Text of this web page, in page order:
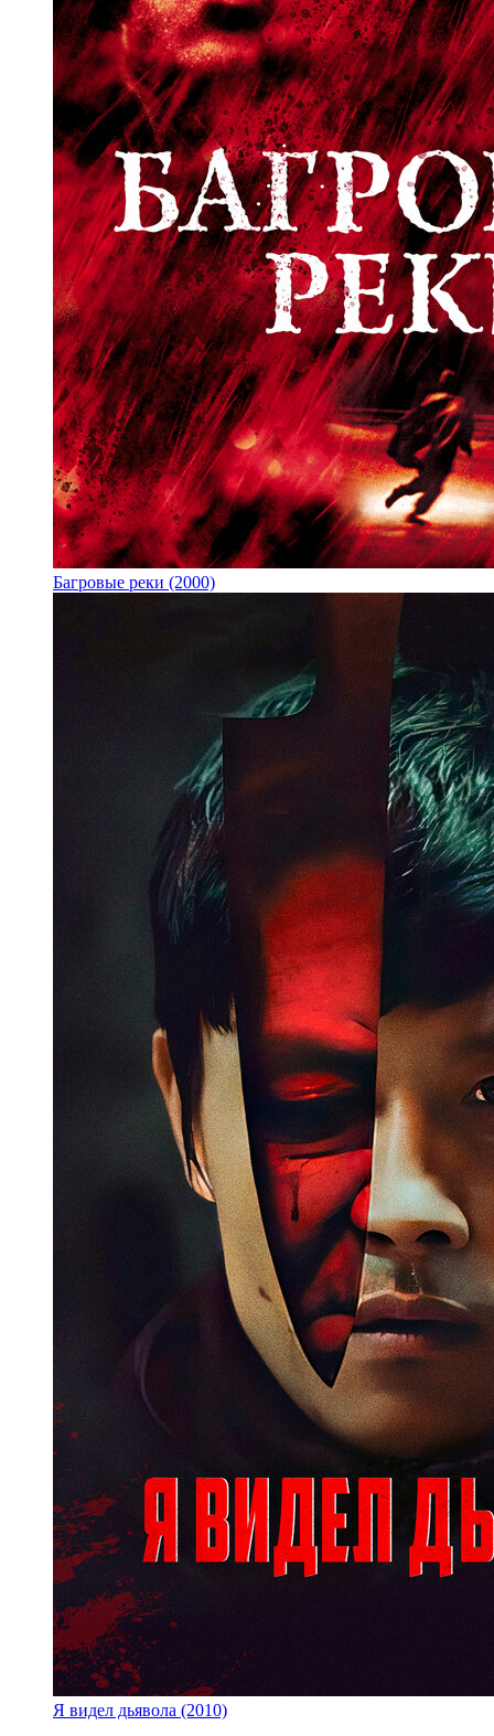
Багровые реки (2000)
Я видел дьявола (2010)